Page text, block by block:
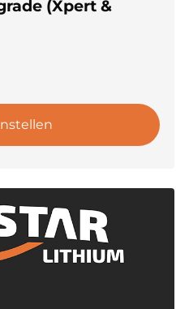
(Xpert &